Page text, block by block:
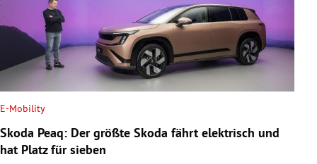
E-Mobility
Skoda Peaq: Der größte Skoda fährt elektrisch und
hat Platz für sieben